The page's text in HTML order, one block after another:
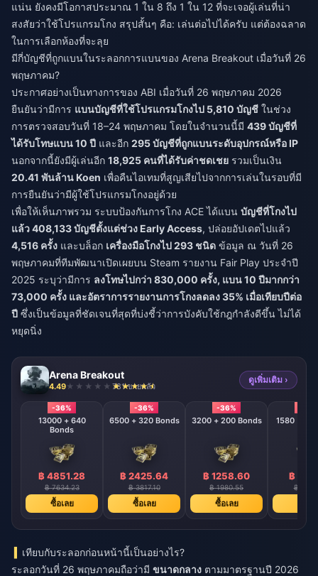
แน่น ยังคงมีโอกาสประมาณ 1 ใน 8 ถึง 1 ใน 12 ที่จะเจอผู้เล่นที่น่า
สงสัยว่าใช้โปรแกรมโกง สรุปสั้นๆ คือ: เล่นต่อไปได้ครับ แต่ต้องฉลาด
ในการเลือกห้องที่จะลุย
มีกี่บัญชีที่ถูกแบนในระลอกการแบนของ Arena Breakout เมื่อวันที่ 26
พฤษภาคม?
ประกาศอย่างเป็นทางการของ ABI เมื่อวันที่ 26 พฤษภาคม 2026
ยืนยันว่ามีการ แบนบัญชีที่ใช้โปรแกรมโกงไป 5,810 บัญชี ในช่วง
การตรวจสอบวันที่ 18–24 พฤษภาคม โดยในจำนวนนี้มี 439 บัญชีที่
ได้รับโทษแบน 10 ปี และอีก 295 บัญชีที่ถูกแบนระดับอุปกรณ์หรือ IP
นอกจากนี้ยังมีผู้เล่นอีก 18,925 คนที่ได้รับค่าชดเชย รวมเป็นเงิน
20.41 พันล้าน Koen เพื่อคืนไอเทมที่สูญเสียไปจากการเล่นในรอบที่มี
การยืนยันว่ามีผู้ใช้โปรแกรมโกงอยู่ด้วย
เพื่อให้เห็นภาพรวม ระบบป้องกันการโกง ACE ได้แบน บัญชีที่โกงไป
แล้ว 408,133 บัญชีตั้งแต่ช่วง Early Access, ปล่อยอัปเดตไปแล้ว
4,516 ครั้ง และบล็อก เครื่องมือโกงไป 293 ชนิด ข้อมูล ณ วันที่ 26
พฤษภาคมที่ทีมพัฒนาเปิดเผยบน Steam รายงาน Fair Play ประจำปี
2025 ระบุว่ามีการ ลงโทษไปกว่า 830,000 ครั้ง, แบน 10 ปีมากกว่า
73,000 ครั้ง และอัตราการรายงานการโกงลดลง 35% เมื่อเทียบปีต่อ
ปี ซึ่งเป็นข้อมูลที่ชัดเจนที่สุดที่บ่งชี้ว่าการบังคับใช้กฎกำลังดีขึ้น ไม่ได้
หยุดนิ่ง
Arena Breakout
4.49 781 ขายแล้ว
ดูเพิ่มเติม ›
-36%
13000 + 640
Bonds
฿ 4851.28
฿ 7634.23
ซื้อเลย
-36%
6500 + 320 Bonds
฿ 2425.64
฿ 3817.10
ซื้อเลย
-36%
3200 + 200 Bonds
฿ 1258.60
฿ 1980.55
ซื้อเลย
฿
฿
เทียบกับระลอกก่อนหน้านี้เป็นอย่างไร?
ระลอกวันที่ 26 พฤษภาคมถือว่ามี ขนาดกลาง ตามมาตรฐานปี 2026